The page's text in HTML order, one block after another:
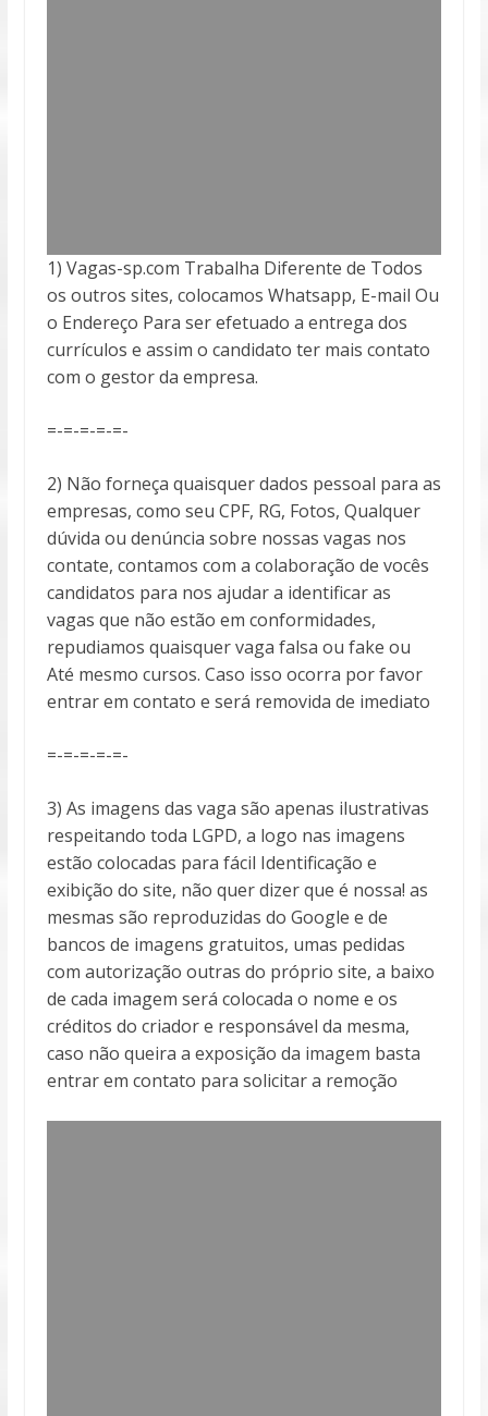
1) Vagas-sp.com Trabalha Diferente de Todos
os outros sites, colocamos Whatsapp, E-mail Ou
o Endereço Para ser efetuado a entrega dos
currículos e assim o candidato ter mais contato
com o gestor da empresa.
=-=-=-=-=-
2) Não forneça quaisquer dados pessoal para as
empresas, como seu CPF, RG, Fotos, Qualquer
dúvida ou denúncia sobre nossas vagas nos
contate, contamos com a colaboração de vocês
candidatos para nos ajudar a identificar as
vagas que não estão em conformidades,
repudiamos quaisquer vaga falsa ou fake ou
Até mesmo cursos. Caso isso ocorra por favor
entrar em contato e será removida de imediato
=-=-=-=-=-
3) As imagens das vaga são apenas ilustrativas
respeitando toda LGPD, a logo nas imagens
estão colocadas para fácil Identificação e
exibição do site, não quer dizer que é nossa! as
mesmas são reproduzidas do Google e de
bancos de imagens gratuitos, umas pedidas
com autorização outras do próprio site, a baixo
de cada imagem será colocada o nome e os
créditos do criador e responsável da mesma,
caso não queira a exposição da imagem basta
entrar em contato para solicitar a remoção